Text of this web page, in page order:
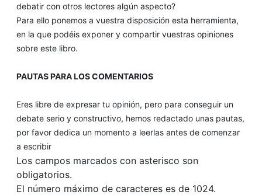
debatir con otros lectores algún aspecto?
Para ello ponemos a vuestra disposición esta herramienta,
en la que podéis exponer y compartir vuestras opiniones
sobre este libro.
PAUTAS PARA LOS COMENTARIOS
Eres libre de expresar tu opinión, pero para conseguir un
debate serio y constructivo, hemos redactado unas pautas,
por favor dedica un momento a leerlas antes de comenzar
a escribir
Los campos marcados con asterisco son
obligatorios.
El número máximo de caracteres es de 1024.